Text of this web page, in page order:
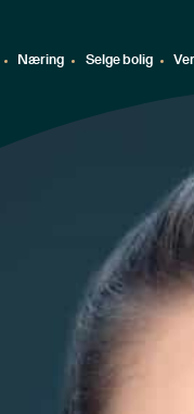
Næring Selge bolig